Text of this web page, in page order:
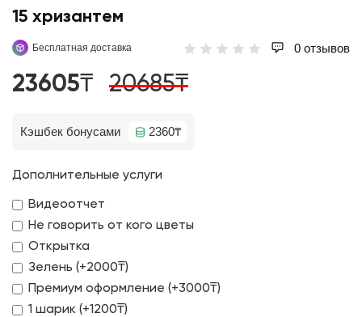
15 хризантем
Бесплатная доставка 0 отзывов
23605₸ 20685₸
Кэшбек бонусами 2360₸
Дополнительные услуги
Видеоотчет
Не говорить от кого цветы
Открытка
Зелень (+2000₸)
Премиум оформление (+3000₸)
1 шарик (+1200₸)